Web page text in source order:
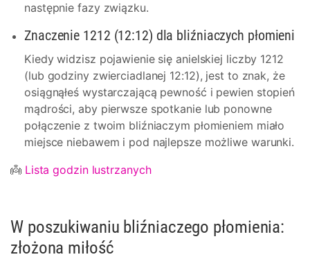
następnie fazy związku.
Znaczenie 1212 (12:12) dla bliźniaczych płomieni
Kiedy widzisz pojawienie się anielskiej liczby 1212
(lub godziny zwierciadlanej 12:12), jest to znak, że
osiągnąłeś wystarczającą pewność i pewien stopień
mądrości, aby pierwsze spotkanie lub ponowne
połączenie z twoim bliźniaczym płomieniem miało
miejsce niebawem i pod najlepsze możliwe warunki.
👼 Lista godzin lustrzanych
W poszukiwaniu bliźniaczego płomienia:
złożona miłość